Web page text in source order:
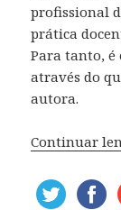
profissional
prática
Para tanto, é
através do
autora.
Continuar